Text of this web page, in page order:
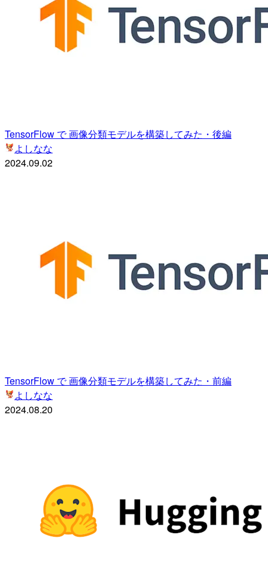
TensorFlow で 画像分類モデルを構築してみた・後編
よしなな
2024.09.02
TensorFlow で 画像分類モデルを構築してみた・前編
よしなな
2024.08.20